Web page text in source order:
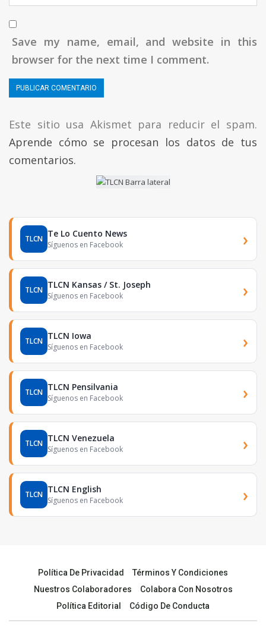
Save my name, email, and website in this
browser for the next time I comment.
Este sitio usa Akismet para reducir el spam.
Aprende cómo se procesan los datos de tus
comentarios.
TLCN Te Lo Cuento News
Síguenos en Facebook ›
TLCN TLCN Kansas / St. Joseph
Síguenos en Facebook ›
TLCN TLCN Iowa
Síguenos en Facebook ›
TLCN TLCN Pensilvania
Síguenos en Facebook ›
TLCN TLCN Venezuela
Síguenos en Facebook ›
TLCN TLCN English
Síguenos en Facebook ›
Política De Privacidad
Términos Y Condiciones
Nuestros Colaboradores
Colabora Con Nosotros
Política Editorial
Código De Conducta